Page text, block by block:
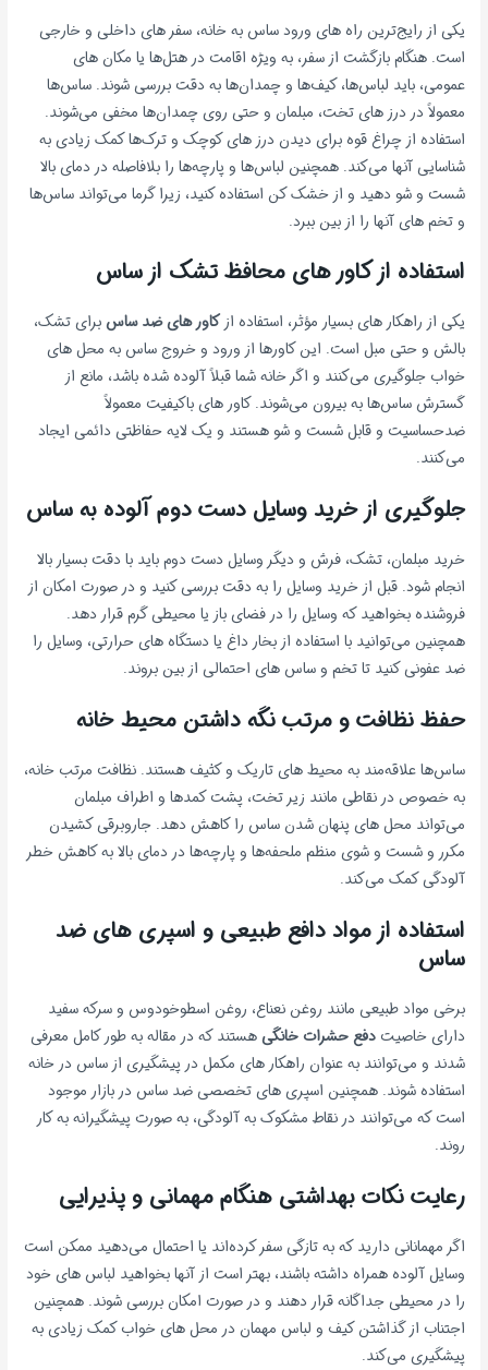
یکی از رایج‌ترین راه های ورود ساس به خانه، سفر های داخلی و خارجی
است. هنگام بازگشت از سفر، به ویژه اقامت در هتل‌ها یا مکان های
عمومی، باید لباس‌ها، کیف‌ها و چمدان‌ها به دقت بررسی شوند. ساس‌ها
معمولاً در درز های تخت، مبلمان و حتی روی چمدان‌ها مخفی می‌شوند.
استفاده از چراغ قوه برای دیدن درز های کوچک و ترک‌ها کمک زیادی به
شناسایی آنها می‌کند. همچنین لباس‌ها و پارچه‌ها را بلافاصله در دمای بالا
شست و شو دهید و از خشک کن استفاده کنید، زیرا گرما می‌تواند ساس‌ها
و تخم های آنها را از بین ببرد.
استفاده از کاور های محافظ تشک از ساس
یکی از راهکار های بسیار مؤثر، استفاده ازکاور های ضد ساسبرای تشک،
بالش و حتی مبل است. این کاورها از ورود و خروج ساس به محل های
خواب جلوگیری می‌کنند و اگر خانه شما قبلاً آلوده شده باشد، مانع از
گسترش ساس‌ها به بیرون می‌شوند. کاور های باکیفیت معمولاً
ضدحساسیت و قابل شست و شو هستند و یک لایه حفاظتی دائمی ایجاد
می‌کنند.
جلوگیری از خرید وسایل دست دوم آلوده به ساس
خرید مبلمان، تشک، فرش و دیگر وسایل دست دوم باید با دقت بسیار بالا
انجام شود. قبل از خرید وسایل را به دقت بررسی کنید و در صورت امکان از
فروشنده بخواهید که وسایل را در فضای باز یا محیطی گرم قرار دهد.
همچنین می‌توانید با استفاده از بخار داغ یا دستگاه های حرارتی، وسایل را
ضد عفونی کنید تا تخم و ساس های احتمالی از بین بروند.
حفظ نظافت و مرتب نگه داشتن محیط خانه
ساس‌ها علاقه‌مند به محیط های تاریک و کثیف هستند. نظافت مرتب خانه،
به‌ خصوص در نقاطی مانند زیر تخت، پشت کمدها و اطراف مبلمان
می‌تواند محل های پنهان شدن ساس را کاهش دهد. جاروبرقی کشیدن
مکرر و شست و شوی منظم ملحفه‌ها و پارچه‌ها در دمای بالا به کاهش خطر
آلودگی کمک می‌کند.
استفاده از مواد دافع طبیعی و اسپری های ضد
ساس
برخی مواد طبیعی مانند روغن نعناع، روغن اسطوخودوس و سرکه سفید
دارای خاصیتدفع حشرات خانگیهستند که در مقاله به طور کامل معرفی
شدند و می‌توانند به عنوان راهکار های مکمل در پیشگیری از ساس در خانه
استفاده شوند. همچنین اسپری های تخصصی ضد ساس در بازار موجود
است که می‌توانند در نقاط مشکوک به آلودگی، به صورت پیشگیرانه به کار
روند.
رعایت نکات بهداشتی هنگام مهمانی و پذیرایی
اگر مهمانانی دارید که به تازگی سفر کرده‌اند یا احتمال می‌دهید ممکن است
وسایل آلوده همراه داشته باشند، بهتر است از آنها بخواهید لباس های خود
را در محیطی جداگانه قرار دهند و در صورت امکان بررسی شوند. همچنین
اجتناب از گذاشتن کیف و لباس مهمان در محل های خواب کمک زیادی به
پیشگیری می‌کند.